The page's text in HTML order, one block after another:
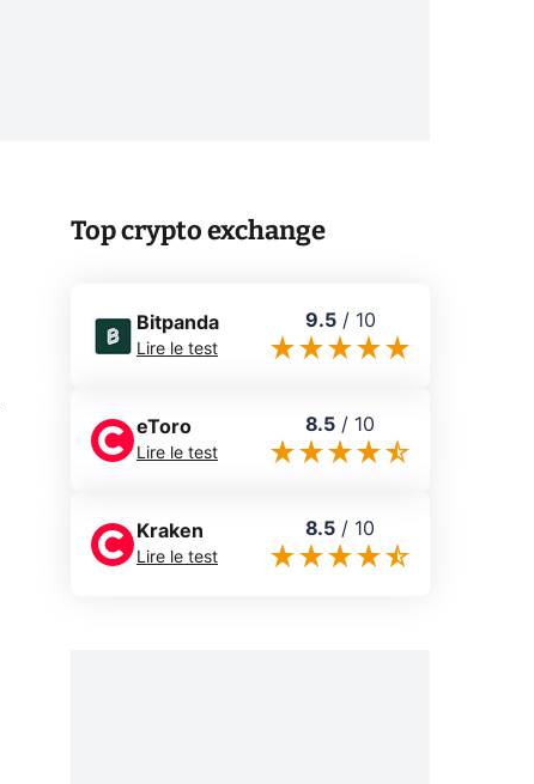
Top crypto exchange
Bitpanda
Lire le test
9.5/ 10
eToro
Lire le test
8.5 / 10
Kraken
Lire le test
8.5 / 10